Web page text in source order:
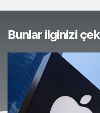
Bunlar ilginizi